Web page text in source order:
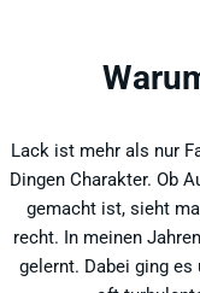
Lack ist mehr als nur
Dingen Charakter. Ob
gemacht ist, sieht
recht. In meinen
gelernt. Dabei ging es